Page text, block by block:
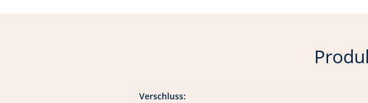
Verschluss: